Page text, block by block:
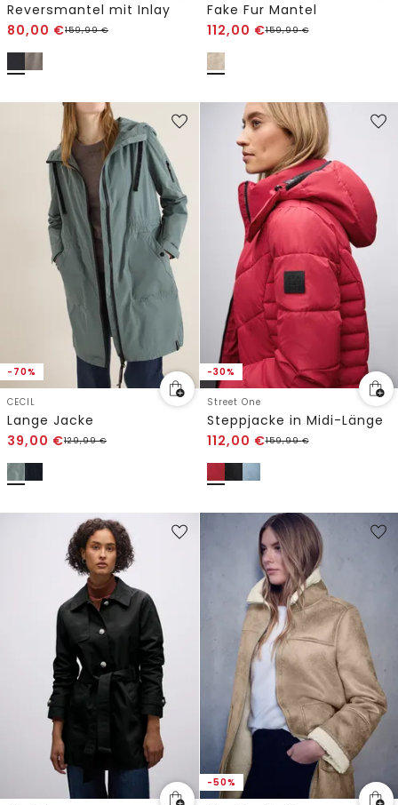
Reversmantel mit Inlay
80,00 €159,99€
Fake Fur Mantel
112,00 €159,99€
-70%
CECIL
Lange Jacke
39,00 €129,99€
-30%
Street One
Steppjacke in Midi-Länge
112,00 €159,99€
-50%